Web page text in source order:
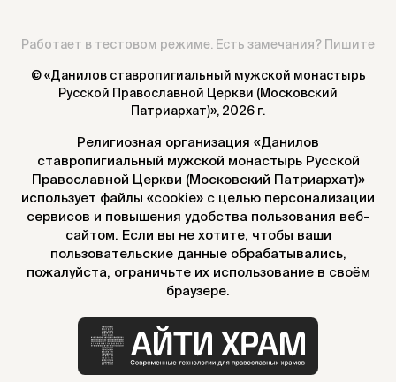
Работает в тестовом режиме. Есть замечания? Пишите
© «Данилов ставропигиальный мужской монастырь
Русской Православной Церкви (Московский
Патриархат)», 2026 г.
Религиозная организация «Данилов
ставропигиальный мужской монастырь Русской
Православной Церкви (Московский Патриархат)»
использует файлы «cookie» с целью персонализации
сервисов и повышения удобства пользования веб-
сайтом. Если вы не хотите, чтобы ваши
пользовательские данные обрабатывались,
пожалуйста, ограничьте их использование в своём
браузере.